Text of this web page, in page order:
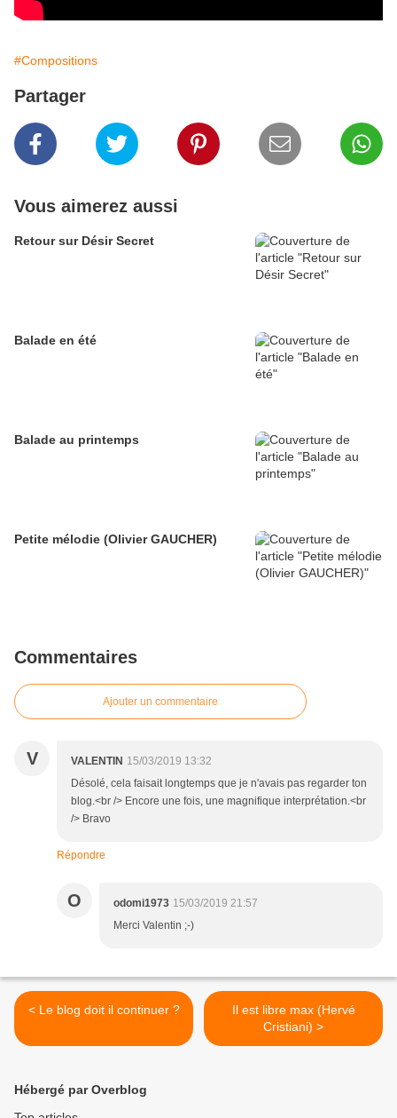
#Compositions
Partager
Vous aimerez aussi
Retour sur Désir Secret
Balade en été
Balade au printemps
Petite mélodie (Olivier GAUCHER)
Commentaires
Ajouter un commentaire
V VALENTIN 15/03/2019 13:32
Désolé, cela faisait longtemps que je n'avais pas regarder ton
blog.<br /> Encore une fois, une magnifique interprétation.<br
/> Bravo
Répondre
O odomi1973 15/03/2019 21:57
Merci Valentin ;-)
< Le blog doit il continuer ?
Il est libre max (Hervé
Cristiani) >
Hébergé par Overblog